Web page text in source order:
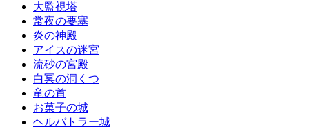
大監視塔
常夜の要塞
炎の神殿
アイスの迷宮
流砂の宮殿
白冥の洞くつ
竜の首
お菓子の城
ヘルバトラー城